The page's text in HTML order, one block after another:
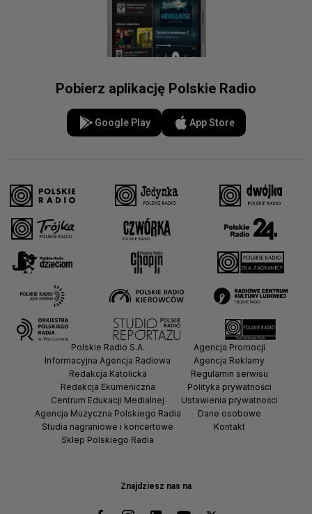
Pobierz aplikację Polskie Radio
Google Play App Store
Znajdziesz nas na
Polskie Radio S.A.
Informacyjna Agencja Radiowa
Redakcja Katolicka
Redakcja Ekumeniczna
Centrum Edukacji Medialnej
Agencja Muzyczna Polskiego Radia
Studia nagraniowe i koncertowe
Sklep Polskiego Radia
Agencja Promocji
Agencja Reklamy
Regulamin serwisu
Polityka prywatności
Ustawienia prywatności
Dane osobowe
Kontakt